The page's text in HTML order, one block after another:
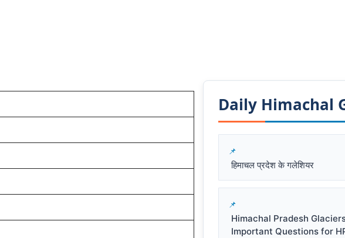
Daily Himachal
हिमाचल प्रदेश के गलेशियर
Himachal Pradesh
Important Questions for